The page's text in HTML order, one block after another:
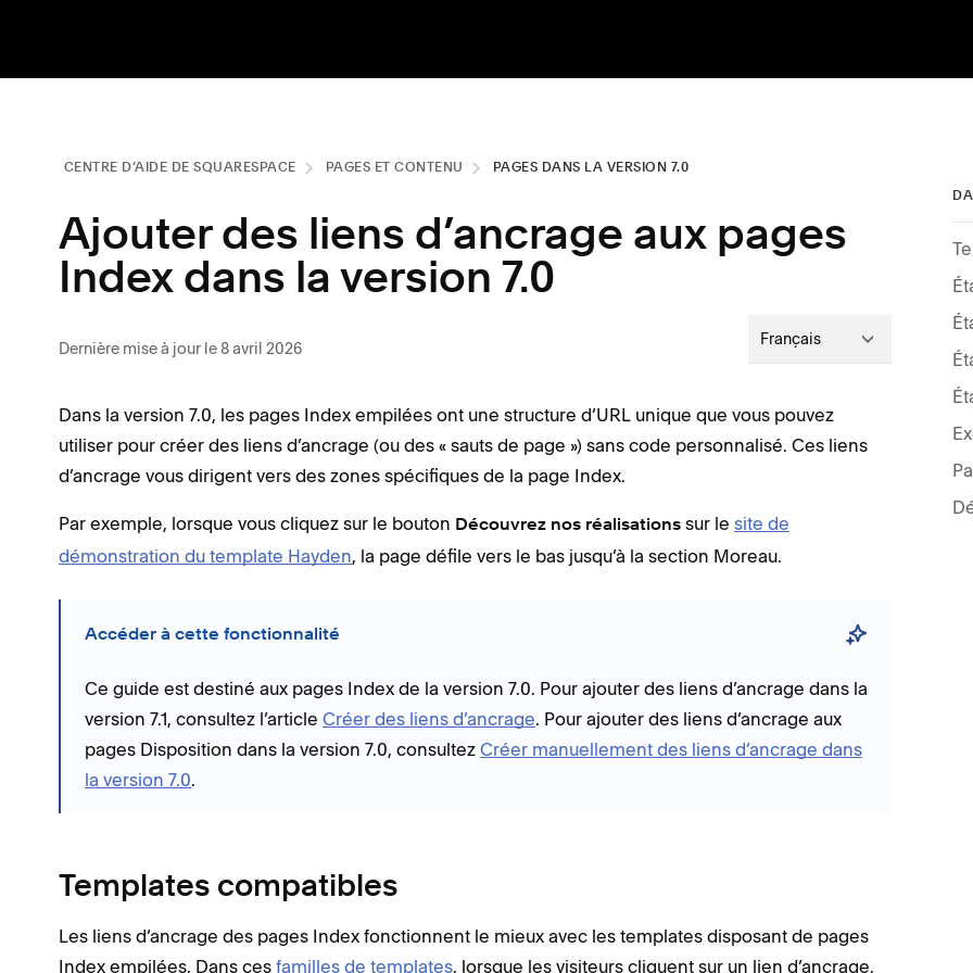
CENTRE D’AIDE DE SQUARESPACE PAGES ET CONTENU PAGES DANS LA VERSION 7.0
Ajouter des liens d’ancrage aux pages
Index dans la version 7.0
Dernière mise à jour le 8 avril 2026 Français
Dans la version 7.0, les pages Index empilées ont une structure d’URL unique que vous pouvez
utiliser pour créer des liens d’ancrage (ou des « sauts de page ») sans code personnalisé. Ces liens
d’ancrage vous dirigent vers des zones spécifiques de la page Index.
Par exemple, lorsque vous cliquez sur le bouton Découvrez nos réalisations sur le site de
démonstration du template Hayden, la page défile vers le bas jusqu’à la section Moreau.
Accéder à cette fonctionnalité
Ce guide est destiné aux pages Index de la version 7.0. Pour ajouter des liens d’ancrage dans la
version 7.1, consultez l’article Créer des liens d’ancrage. Pour ajouter des liens d’ancrage aux
pages Disposition dans la version 7.0, consultez Créer manuellement des liens d’ancrage dans
la version 7.0.
Templates compatibles
Les liens d’ancrage des pages Index fonctionnent le mieux avec les templates disposant de pages
Index empilées. Dans ces familles de templates, lorsque les visiteurs cliquent sur un lien d’ancrage,